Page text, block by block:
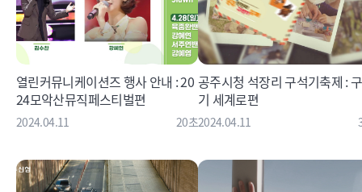
열린커뮤니케이션즈 행사 안내 : 20
24모악산뮤직페스티벌편
2024.04.11 20초
공주시청 석장리 구석기축제 :
기 세계로편
2024.04.11